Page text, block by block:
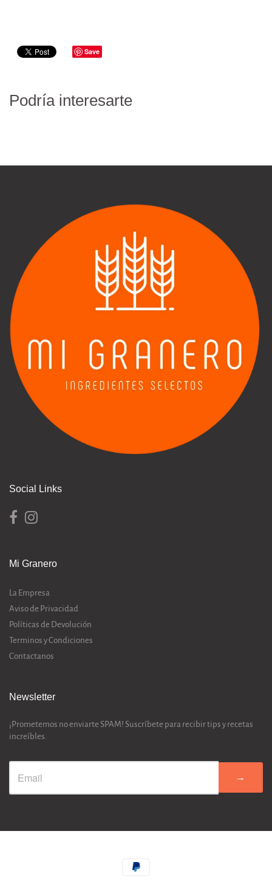
Save
Podría interesarte
Social Links
Mi Granero
La Empresa
Aviso de Privacidad
Políticas de Devolución
Terminos y Condiciones
Contactanos
Newsletter
¡Prometemos no enviarte SPAM! Suscríbete para recibir tips y recetas
increíbles.
→